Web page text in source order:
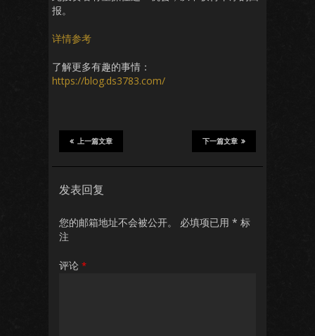
报。
详情参考
了解更多有趣的事情：
https://blog.ds3783.com/
下一篇文章
上一篇文章
发表回复
您的邮箱地址不会被公开。 必填项已用 * 标
注
评论 *